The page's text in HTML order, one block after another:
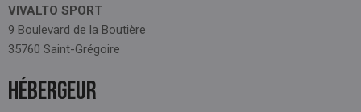
VIVALTO SPORT
9 Boulevard de la Boutière
35760 Saint-Grégoire
Hébergeur